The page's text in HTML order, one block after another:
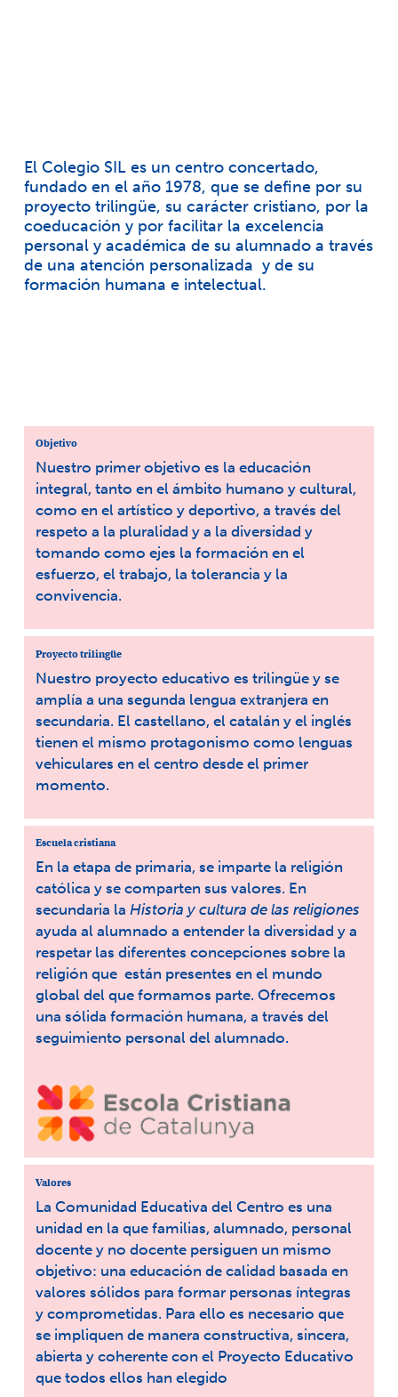
El Colegio SIL es un centro concertado,
fundado en el año 1978, que se define por su
proyecto trilingüe, su carácter cristiano, por la
coeducación y por facilitar la excelencia
personal y académica de su alumnado a través
de una atención personalizada y de su
formación humana e intelectual.
Objetivo
Nuestro primer objetivo es la educación
integral, tanto en el ámbito humano y cultural,
como en el artístico y deportivo, a través del
respeto a la pluralidad y a la diversidad y
tomando como ejes la formación en el
esfuerzo, el trabajo, la tolerancia y la
convivencia.
Proyecto trilingüe
Nuestro proyecto educativo es trilingüe y se
amplía a una segunda lengua extranjera en
secundaria. El castellano, el catalán y el inglés
tienen el mismo protagonismo como lenguas
vehiculares en el centro desde el primer
momento.
Escuela cristiana
En la etapa de primaria, se imparte la religión
católica y se comparten sus valores. En
secundaria laHistoria y cultura de las religiones
ayuda al alumnado a entender la diversidad y a
respetar las diferentes concepciones sobre la
religión que están presentes en el mundo
global del que formamos parte. Ofrecemos
una sólida formación humana, a través del
seguimiento personal del alumnado.
Valores
La Comunidad Educativa del Centro es una
unidad en la que familias, alumnado, personal
docente y no docente persiguen un mismo
objetivo: una educación de calidad basada en
valores sólidos para formar personas íntegras
y comprometidas. Para ello es necesario que
se impliquen de manera constructiva, sincera,
abierta y coherente con el Proyecto Educativo
que todos ellos han elegido